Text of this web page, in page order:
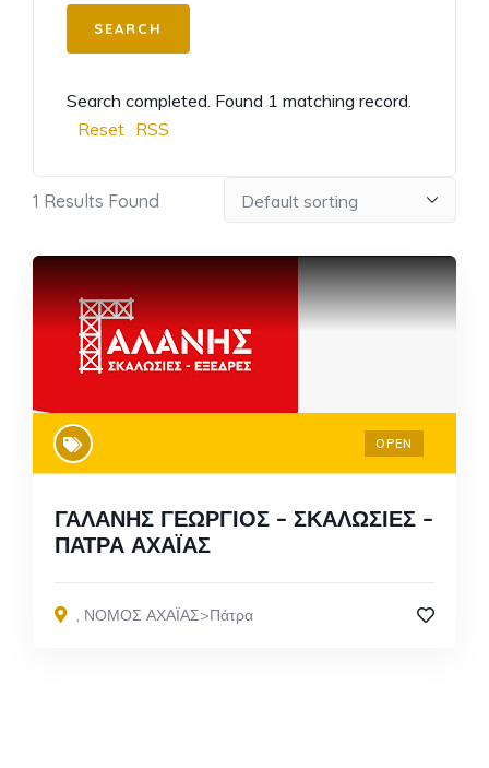
Search completed. Found 1 matching record.
Reset RSS
1 Results Found
OPEN
ΓΑΛΑΝΗΣ ΓΕΩΡΓΙΟΣ – ΣΚΑΛΩΣΙΕΣ –
ΠΑΤΡΑ ΑΧΑΪΑΣ
ΝΟΜΟΣ ΑΧΑΪΑΣ>Πάτρα